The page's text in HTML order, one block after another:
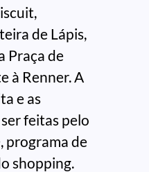
de Lápis,
Praça de
à Renner. A
e as
feitas pelo
programa de
shopping.